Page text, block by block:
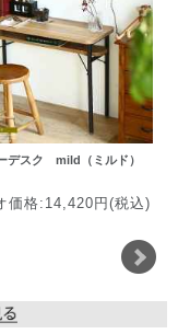
デスク mild（ミルド）
価格:14,420円(税込)